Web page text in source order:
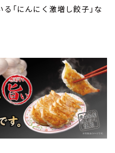
「にんにく激増し餃子」な